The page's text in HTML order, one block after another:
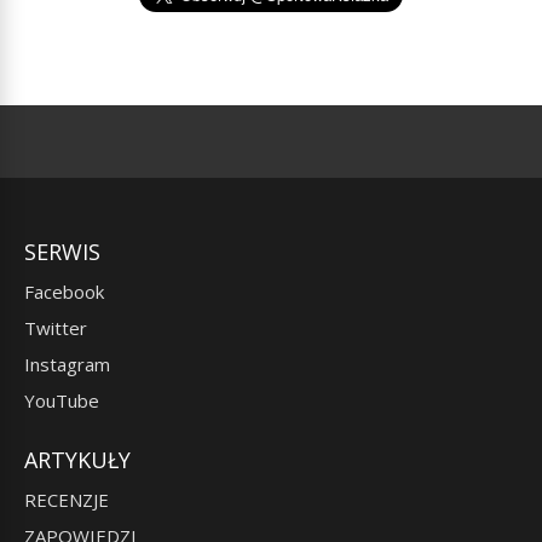
SERWIS
Facebook
Twitter
Instagram
YouTube
ARTYKUŁY
RECENZJE
ZAPOWIEDZI